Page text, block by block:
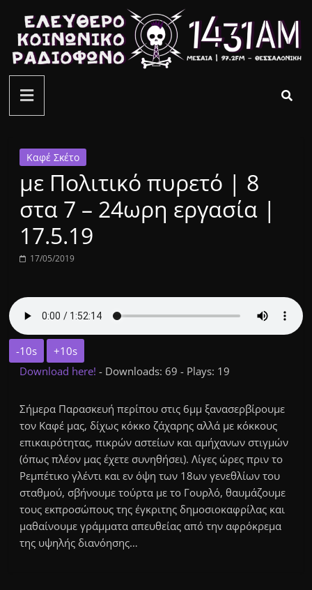
περιεχόμενο
ελεύθερο
κοινωνικό
ραδιόφωνο
1431AM
Καφέ Σκέτο
με Πολιτικό πυρετό | 8
στα 7 – 24ωρη εργασία |
17.5.19
17/05/2019
-10s
+10s
Download here!- Downloads: 69 - Plays: 19
Σήμερα Παρασκευή περίπου στις 6μμ ξανασερβίρουμε
τον Καφέ μας, δίχως κόκκο ζάχαρης αλλά με κόκκους
επικαιρότητας, πικρών αστείων και αμήχανων στιγμών
(όπως πλέον μας έχετε συνηθήσει). Λίγες ώρες πριν το
Ρεμπέτικο γλέντι και εν όψη των 18ων γενεθλίων του
σταθμού, σβήνουμε τούρτα με το Γουρλό, θαυμάζουμε
τους εκπροσώπους της έγκριτης δημοσιοκαφρίλας και
μαθαίνουμε γράμματα απευθείας από την αφρόκρεμα
της υψηλής διανόησης…